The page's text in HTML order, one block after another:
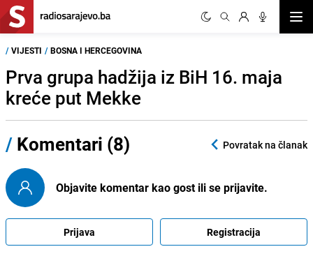
/ VIJESTI / BOSNA I HERCEGOVINA
Prva grupa hadžija iz BiH 16. maja
kreće put Mekke
/ Komentari (8) Povratak na članak
Objavite komentar kao gost ili se prijavite.
Prijava Registracija